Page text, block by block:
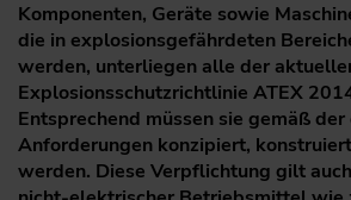
Komponenten, Geräte sowie
die in explosionsgefährdeten
werden, unterliegen alle der
Explosionsschutzrichtlinie ATEX
Entsprechend müssen sie gemäß
Anforderungen konzipiert,
werden. Diese Verpflichtung gilt